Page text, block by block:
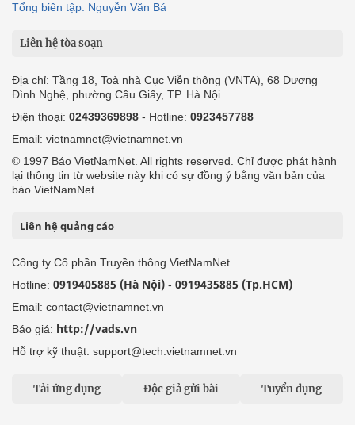
Tổng biên tập: Nguyễn Văn Bá
Liên hệ tòa soạn
Địa chỉ: Tầng 18, Toà nhà Cục Viễn thông (VNTA), 68 Dương
Đình Nghệ, phường Cầu Giấy, TP. Hà Nội.
Điện thoại: 02439369898 - Hotline: 0923457788
Email: vietnamnet@vietnamnet.vn
© 1997 Báo VietNamNet. All rights reserved. Chỉ được phát hành
lại thông tin từ website này khi có sự đồng ý bằng văn bản của
báo VietNamNet.
Liên hệ quảng cáo
Công ty Cổ phần Truyền thông VietNamNet
Hotline: 0919405885 (Hà Nội) - 0919435885 (Tp.HCM)
Email: contact@vietnamnet.vn
Báo giá: http://vads.vn
Hỗ trợ kỹ thuật: support@tech.vietnamnet.vn
Tải ứng dụng Độc giả gửi bài Tuyển dụng